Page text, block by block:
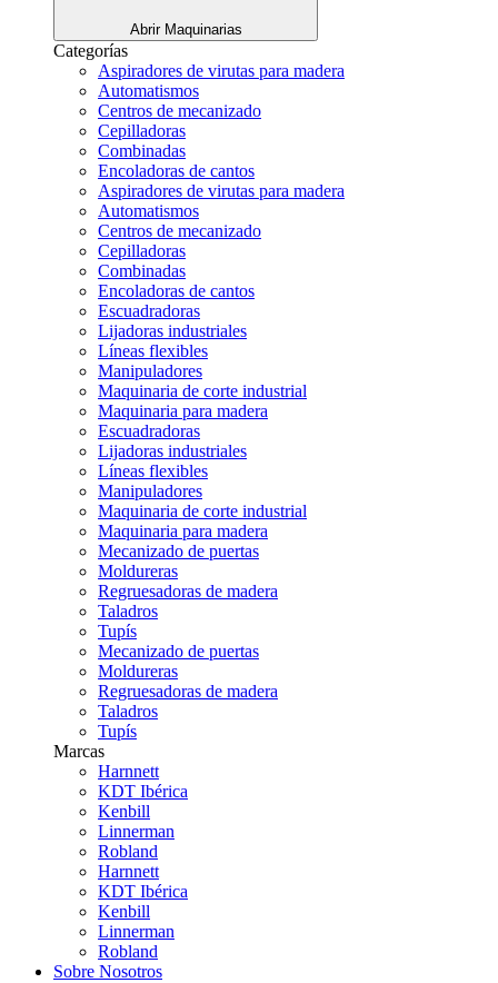
Abrir Maquinarias
Categorías
Aspiradores de virutas para madera
Automatismos
Centros de mecanizado
Cepilladoras
Combinadas
Encoladoras de cantos
Aspiradores de virutas para madera
Automatismos
Centros de mecanizado
Cepilladoras
Combinadas
Encoladoras de cantos
Escuadradoras
Lijadoras industriales
Líneas flexibles
Manipuladores
Maquinaria de corte industrial
Maquinaria para madera
Escuadradoras
Lijadoras industriales
Líneas flexibles
Manipuladores
Maquinaria de corte industrial
Maquinaria para madera
Mecanizado de puertas
Moldureras
Regruesadoras de madera
Taladros
Tupís
Mecanizado de puertas
Moldureras
Regruesadoras de madera
Taladros
Tupís
Marcas
Harnnett
KDT Ibérica
Kenbill
Linnerman
Robland
Harnnett
KDT Ibérica
Kenbill
Linnerman
Robland
Sobre Nosotros